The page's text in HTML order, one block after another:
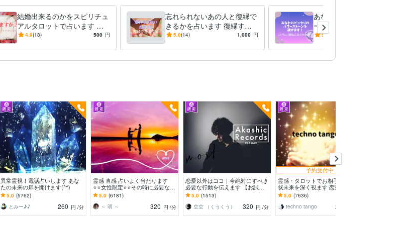
結婚出来るのかをスピリチュ
アルタロットで占います 結
婚したいが話が進まない！相
4.9(18) 500 円
忘れられないあの人と復縁で
きるかを占います 復縁する
ことだけではなく、先につな
5.0(14) 1,000 円
あなたの運気UPパワースト
ーン鑑定します 運気を上げ
たいと持っているけど、イマ
5.0
異常霊視！電話占いします あな
たの未来の扉を開けます(^^)
5.0 (5762)
とみー♪♪
260 円 /分
霊感 直感 占いよく当たります
⭐️⭐️女性限定⭐️⭐️その時に必要な占
術で鑑定致します
5.0 (6181)
～ 明 ～
320 円 /分
恋愛以外はココ｜今絶対にすべき
必要な行動を伝えます 【お試し5
分鑑定OK】シャーマニズムは心
を軽くする特効薬。
5.0 (1513)
空空 （くうくう）
320 円 /分
予約受付中
霊感・タロットでお相手の本音現
状未来を深く視ます 恋愛・仕
事・家族・人間関係の本質を見抜
きスピード解決へ
5.0 (7636)
techno tango
280